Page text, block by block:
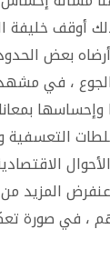
أوقف خليفة
بعض
، في
التعسفية
المزيد من
، في صورة